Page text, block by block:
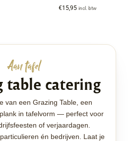
€15,95 incl. btw
Aan tafel
table catering
van een Grazing Table, een
in tafelvorm — perfect voor
of verjaardagen.
én bedrijven. Laat je